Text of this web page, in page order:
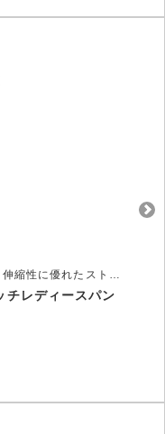
レディースパン